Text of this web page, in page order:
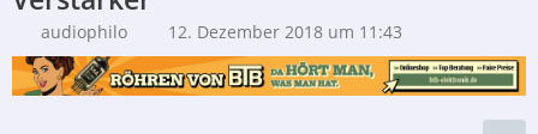
audiophilo 12. Dezember 2018 um 11:43